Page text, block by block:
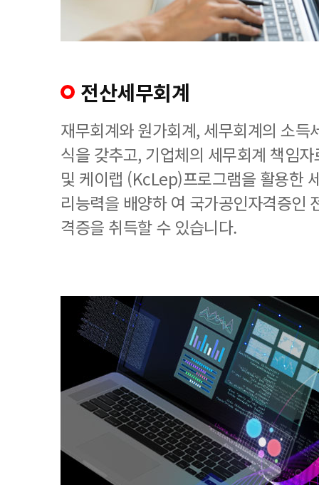
전산세무회계
재무회계와 원가회계, 세무회계의 소득
식을 갖추고, 기업체의 세무회계 책임
및 케이랩 (KcLep)프로그램을 활용한
리능력을 배양하 여 국가공인자격증인
격증을 취득할 수 있습니다.